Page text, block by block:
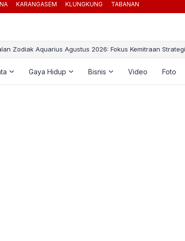
KARANGASEM KLUNGKUNG TABANAN
Zodiak Aquarius Agustus 2026: Fokus Kemitraan
Gaya Hidup Bisnis Video Foto